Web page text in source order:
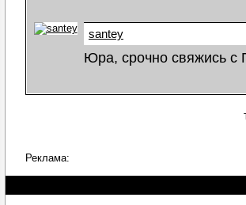
santey
Юра, срочно свяжись с
Реклама: